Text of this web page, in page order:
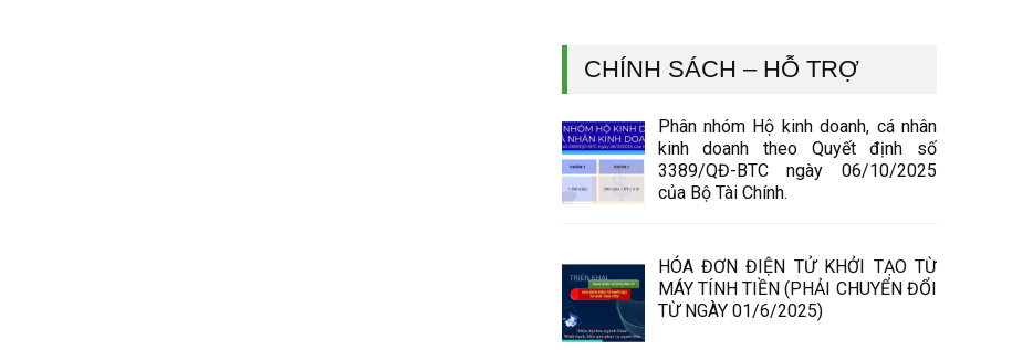
CHÍNH SÁCH – HỖ TRỢ
Phân nhóm Hộ kinh doanh, cá nhân
kinh doanh theo Quyết định số
3389/QĐ-BTC ngày 06/10/2025
của Bộ Tài Chính.
HÓA ĐƠN ĐIỆN TỬ KHỞI TẠO TỪ
MÁY TÍNH TIỀN (PHẢI CHUYỂN ĐỔI
TỪ NGÀY 01/6/2025)